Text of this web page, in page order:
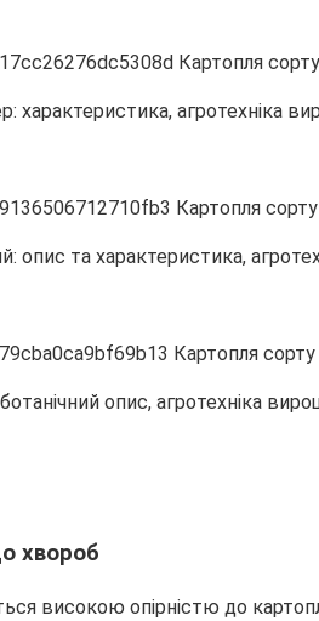
характеристика, агротехніка
опис та характеристика,
опис, агротехніка
хвороб
високою опірністю до